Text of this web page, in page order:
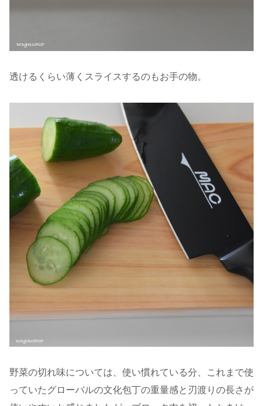
透けるくらい薄くスライスするのもお手の物。
野菜の切れ味については、使い慣れている分、これまで使
っていたグローバルの文化包丁の重量感と刃渡りの長さが